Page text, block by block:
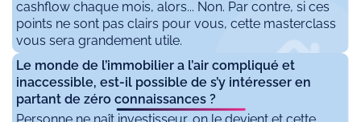
cashflow chaque mois, alors... Non. Par contre, si ces
points ne sont pas clairs pour vous, cette masterclass
vous sera grandement utile.
Le monde de l’immobilier a l’air compliqué et
inaccessible, est-il possible de s’y intéresser en
partant de zéro connaissances ?
Personne ne naît investisseur, on le devient et cette